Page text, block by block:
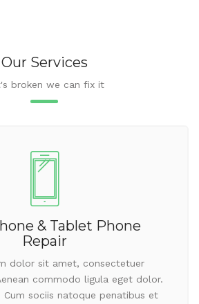
Our Services
broken we can fix it
& Tablet Phone
Repair
dolor sit amet, consectetuer
commodo ligula eget dolor.
Cum sociis natoque penatibus et